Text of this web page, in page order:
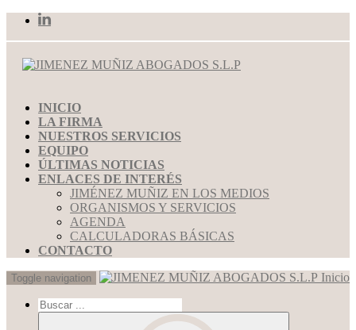
INICIO
LA FIRMA
NUESTROS SERVICIOS
EQUIPO
ÚLTIMAS NOTICIAS
ENLACES DE INTERÉS
JIMÉNEZ MUÑIZ EN LOS MEDIOS
ORGANISMOS Y SERVICIOS
AGENDA
CALCULADORAS BÁSICAS
CONTACTO
Toggle navigation Inicio